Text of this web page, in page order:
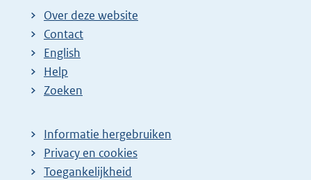
Over deze website
Contact
English
Help
Zoeken
Informatie hergebruiken
Privacy en cookies
Toegankelijkheid